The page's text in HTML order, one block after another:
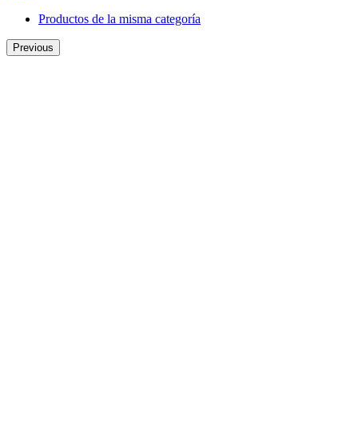
Productos de la misma categoría
Previous